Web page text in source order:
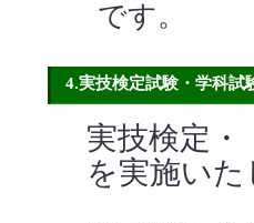
です。
4.実技検定試験・学科試
実技検定・
を実施い